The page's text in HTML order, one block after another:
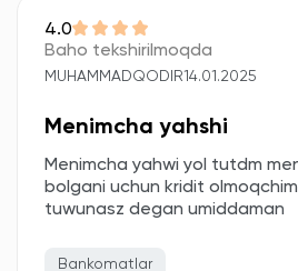
4.0
Baho tekshirilmoqda
MUHAMMADQODIR14.01.2025
Menimcha yahshi
Menimcha yahwi yol tutdm
bolgani uchun kridit
tuwunasz degan umiddaman
Bankomatlar